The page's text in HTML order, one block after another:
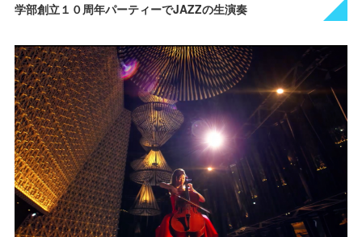
学部創立１０周年パーティーでJAZZの生演奏